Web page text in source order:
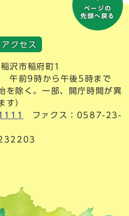
ページの
先頭へ戻る
アクセス
沢市稲府町1
午前9時から午後5時まで
を除く。一部、開庁時間が異
す）
ファクス：0587-23-